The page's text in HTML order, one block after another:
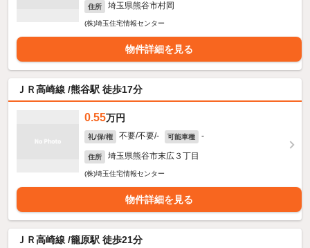
住所 埼玉県熊谷市村岡
(株)埼玉住宅情報センター
物件詳細を見る
ＪＲ高崎線 /熊谷駅 徒歩17分
0.55万円
礼/保/権 不要/不要/- 可能車種 -
住所 埼玉県熊谷市末広３丁目
(株)埼玉住宅情報センター
物件詳細を見る
ＪＲ高崎線 /籠原駅 徒歩21分